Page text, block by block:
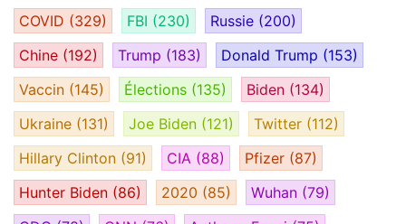
COVID (329) FBI (230) Russie (200)
Chine (192) Trump (183) Donald Trump (153)
Vaccin (145) Élections (135) Biden (134)
Ukraine (131) Joe Biden (121) Twitter (112)
Hillary Clinton (91) CIA (88) Pfizer (87)
Hunter Biden (86) 2020 (85) Wuhan (79)